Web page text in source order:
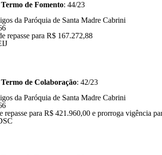
de Fomento: 44/23
da Paróquia de Santa Madre Cabrini
repasse para R$ 167.272,88
de Colaboração: 42/23
da Paróquia de Santa Madre Cabrini
repasse para R$ 421.960,00 e prorroga vigência